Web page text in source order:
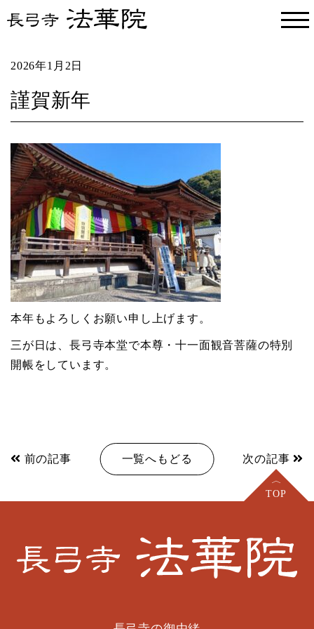
2026年1月2日
謹賀新年
本年もよろしくお願い申し上げます。
三が日は、長弓寺本堂で本尊・十一面観音菩薩の特別
開帳をしています。
前の記事 一覧へもどる 次の記事